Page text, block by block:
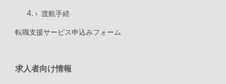
渡航手続
転職支援サービス申込みフォーム
求人者向け情報